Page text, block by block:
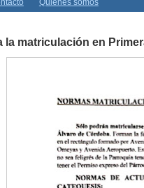
la matriculación en